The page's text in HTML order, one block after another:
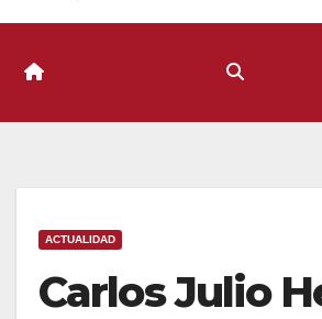
ACTUALIDAD
Carlos Julio